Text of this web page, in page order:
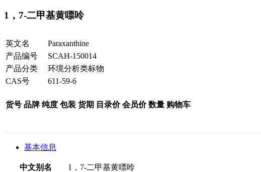
1，7-二甲基黄嘌呤
英文名
Paraxanthine
产品编号
SCAH-150014
产品分类
环境分析类标物
CAS号
611-59-6
货号 品牌 纯度 包装 货期 目录价 会员价 数量 购物车
基本信息
中文别名
1，7-二甲基黄嘌呤